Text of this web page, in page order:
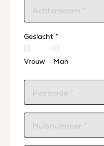
Geslacht *
Vrouw Man